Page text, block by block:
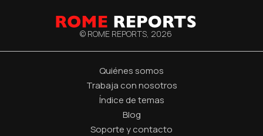
© ROME REPORTS, 2026
Quiénes somos
Trabaja con nosotros
Índice de temas
Blog
Soporte y contacto